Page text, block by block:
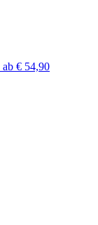
ab € 54,90